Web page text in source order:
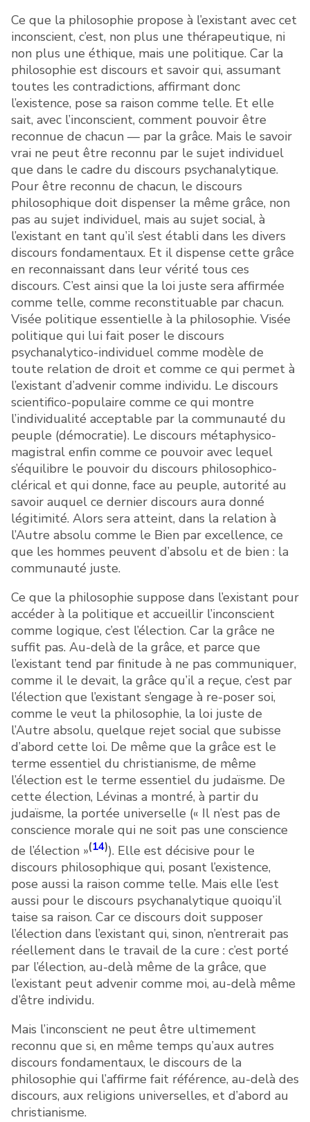
Ce que la philosophie propose à l’existant avec cet
inconscient, c’est, non plus une thérapeutique, ni
non plus une éthique, mais une politique. Car la
philosophie est discours et savoir qui, assumant
toutes les contradictions, affirmant donc
l’existence, pose sa raison comme telle. Et elle
sait, avec l’inconscient, comment pouvoir être
reconnue de chacun — par la grâce. Mais le savoir
vrai ne peut être reconnu par le sujet individuel
que dans le cadre du discours psychanalytique.
Pour être reconnu de chacun, le discours
philosophique doit dispenser la même grâce, non
pas au sujet individuel, mais au sujet social, à
l’existant en tant qu’il s’est établi dans les divers
discours fondamentaux. Et il dispense cette grâce
en reconnaissant dans leur vérité tous ces
discours. C’est ainsi que la loi juste sera affirmée
comme telle, comme reconstituable par chacun.
Visée politique essentielle à la philosophie. Visée
politique qui lui fait poser le discours
psychanalytico-individuel comme modèle de
toute relation de droit et comme ce qui permet à
l’existant d’advenir comme individu. Le discours
scientifico-populaire comme ce qui montre
l’individualité acceptable par la communauté du
peuple (démocratie). Le discours métaphysico-
magistral enfin comme ce pouvoir avec lequel
s’équilibre le pouvoir du discours philosophico-
clérical et qui donne, face au peuple, autorité au
savoir auquel ce dernier discours aura donné
légitimité. Alors sera atteint, dans la relation à
l’Autre absolu comme le Bien par excellence, ce
que les hommes peuvent d’absolu et de bien : la
communauté juste.
Ce que la philosophie suppose dans l’existant pour
accéder à la politique et accueillir l’inconscient
comme logique, c’est l’élection. Car la grâce ne
suffit pas. Au-delà de la grâce, et parce que
l’existant tend par finitude à ne pas communiquer,
comme il le devait, la grâce qu’il a reçue, c’est par
l’élection que l’existant s’engage à re-poser soi,
comme le veut la philosophie, la loi juste de
l’Autre absolu, quelque rejet social que subisse
d’abord cette loi. De même que la grâce est le
terme essentiel du christianisme, de même
l’élection est le terme essentiel du judaïsme. De
cette élection, Lévinas a montré, à partir du
judaïsme, la portée universelle (« Il n’est pas de
conscience morale qui ne soit pas une conscience
de l’élection »(14)). Elle est décisive pour le
discours philosophique qui, posant l’existence,
pose aussi la raison comme telle. Mais elle l’est
aussi pour le discours psychanalytique quoiqu’il
taise sa raison. Car ce discours doit supposer
l’élection dans l’existant qui, sinon, n’entrerait pas
réellement dans le travail de la cure : c’est porté
par l’élection, au-delà même de la grâce, que
l’existant peut advenir comme moi, au-delà même
d’être individu.
Mais l’inconscient ne peut être ultimement
reconnu que si, en même temps qu’aux autres
discours fondamentaux, le discours de la
philosophie qui l’affirme fait référence, au-delà des
discours, aux religions universelles, et d’abord au
christianisme.